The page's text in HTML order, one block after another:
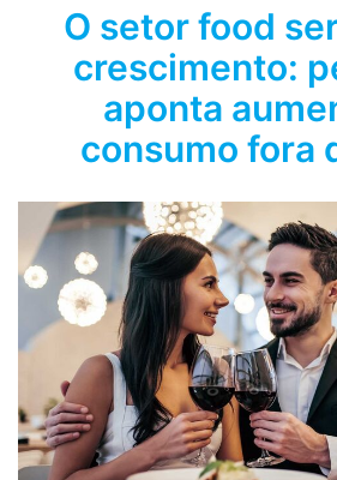
O setor food
crescimento:
aponta
consumo fora